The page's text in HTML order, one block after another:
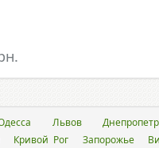
Львов
Кривой Рог Запорожье